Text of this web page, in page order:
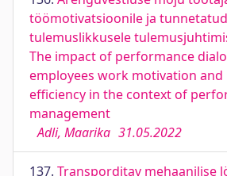
töömotivatsioonile ja
tulemuslikkusele
The impact of performance
employees work motivation
efficiency in the context of
management
Adli, Maarika 31.05.2022
137. Transporditav mehaanilise